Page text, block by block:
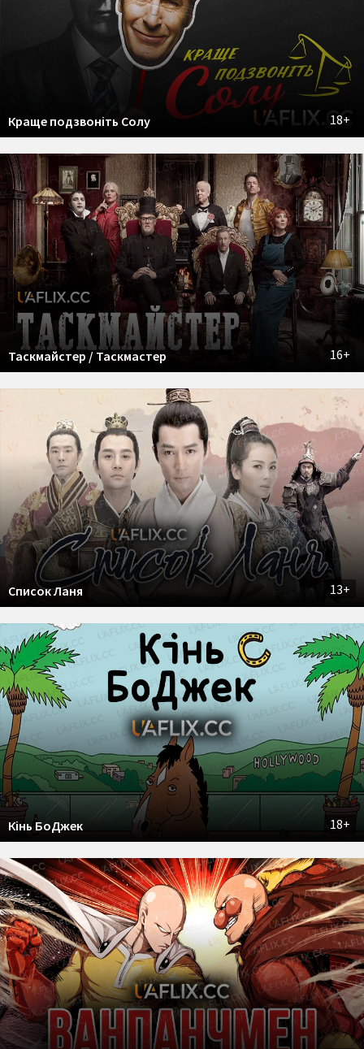
18+
Краще подзвонiть Солу
16+
Таскмайстер / Таскмастер
13+
Список Ланя
18+
Кінь БоДжек